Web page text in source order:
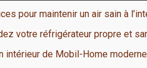
pour maintenir un air sain à
votre réfrigérateur propre et
intérieur de Mobil-Home